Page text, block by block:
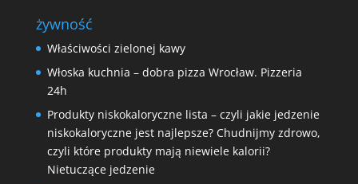
żywność
Właściwości zielonej kawy
Włoska kuchnia – dobra pizza Wrocław. Pizzeria
24h
Produkty niskokaloryczne lista – czyli jakie jedzenie
niskokaloryczne jest najlepsze? Chudnijmy zdrowo,
czyli które produkty mają niewiele kalorii?
Nietuczące jedzenie